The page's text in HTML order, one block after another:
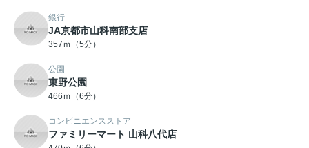
銀行
JA京都市山科南部支店
357ｍ（5分）
公園
東野公園
466ｍ（6分）
コンビニエンスストア
ファミリーマート 山科八代店